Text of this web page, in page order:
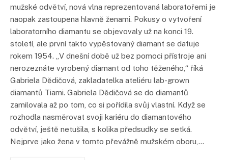
mužské odvětví, nová vlna reprezentovaná laboratořemi je
naopak zastoupena hlavně ženami. Pokusy o vytvoření
laboratorního diamantu se objevovaly už na konci 19.
století, ale první takto vypěstovaný diamant se datuje
rokem 1954. „V dnešní době už bez pomoci přístroje ani
nerozeznáte vyrobený diamant od toho těženého,“ říká
Gabriela Dědičová, zakladatelka ateliéru lab-grown
diamantů Tiami. Gabriela Dědičová se do diamantů
zamilovala až po tom, co si pořídila svůj vlastní. Když se
rozhodla nasměrovat svoji kariéru do diamantového
odvětví, ještě netušila, s kolika předsudky se setká.
Nejprve jako žena v tomto převážně mužském oboru,…